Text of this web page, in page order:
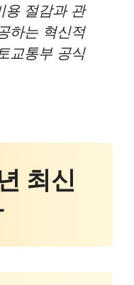
용 절감과 관
하는 혁신적
교통부 공식
최신